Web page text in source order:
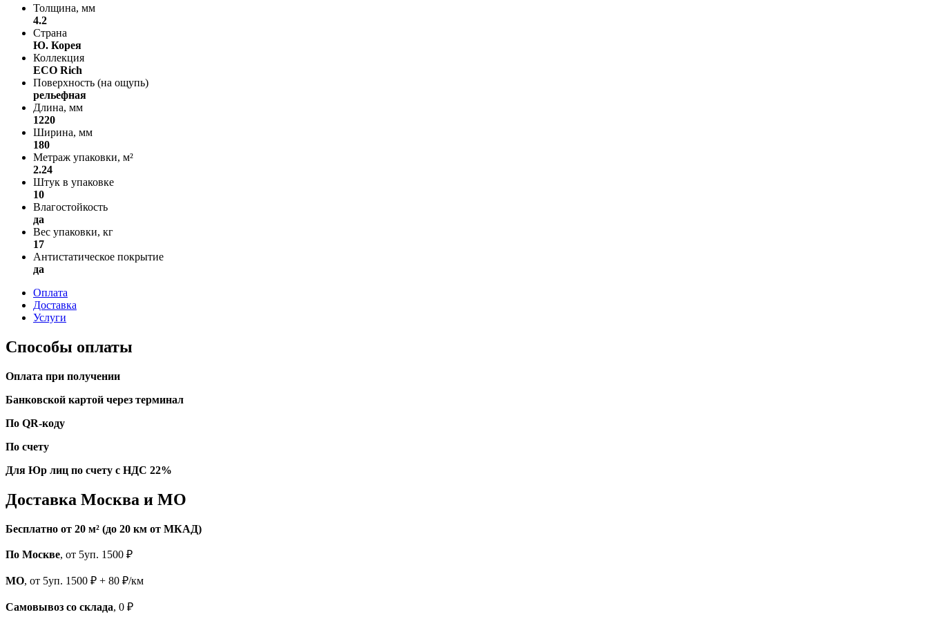
Толщина, мм
4.2
Страна
Ю. Корея
Коллекция
ECO Rich
Поверхность (на ощупь)
рельефная
Длина, мм
1220
Ширина, мм
180
Метраж упаковки, м²
2.24
Штук в упаковке
10
Влагостойкость
да
Вес упаковки, кг
17
Антистатическое покрытие
да
Оплата
Доставка
Услуги
Способы оплаты
Оплата при получении
Банковской картой через терминал
По QR-коду
По счету
Для Юр лиц по счету с НДС 22%
Доставка Москва и МО
Бесплатно от 20 м² (до 20 км от МКАД)
По Москве, от 5уп. 1500 ₽
МО, от 5уп. 1500 ₽ + 80 ₽/км
Самовывоз со склада, 0 ₽